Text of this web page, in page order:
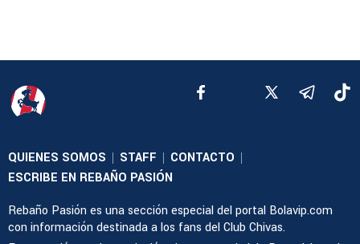
QUIENES SOMOS | STAFF | CONTACTO |
ESCRIBE EN REBAÑO PASIÓN
Rebaño Pasión es una sección especial del portal Bolavip.com
con información destinada a los fans del Club Chivas.